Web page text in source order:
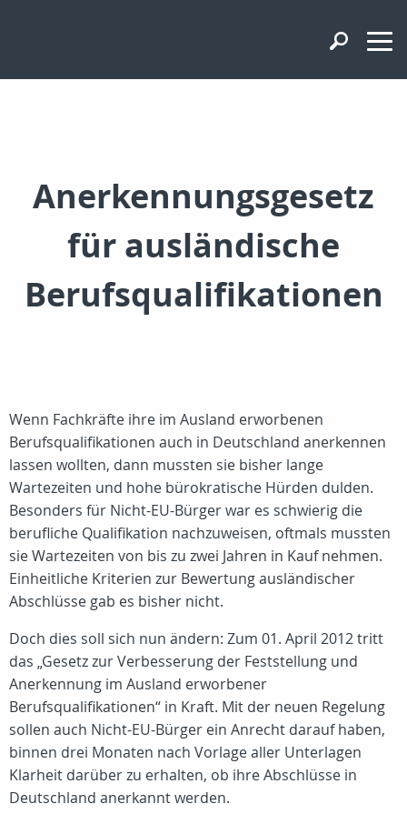
Anerkennungsgesetz
für ausländische
Berufsqualifikationen
Wenn Fachkräfte ihre im Ausland erworbenen
Berufsqualifikationen auch in Deutschland anerkennen
lassen wollten, dann mussten sie bisher lange
Wartezeiten und hohe bürokratische Hürden dulden.
Besonders für Nicht-EU-Bürger war es schwierig die
berufliche Qualifikation nachzuweisen, oftmals mussten
sie Wartezeiten von bis zu zwei Jahren in Kauf nehmen.
Einheitliche Kriterien zur Bewertung ausländischer
Abschlüsse gab es bisher nicht.
Doch dies soll sich nun ändern: Zum 01. April 2012 tritt
das „Gesetz zur Verbesserung der Feststellung und
Anerkennung im Ausland erworbener
Berufsqualifikationen“ in Kraft. Mit der neuen Regelung
sollen auch Nicht-EU-Bürger ein Anrecht darauf haben,
binnen drei Monaten nach Vorlage aller Unterlagen
Klarheit darüber zu erhalten, ob ihre Abschlüsse in
Deutschland anerkannt werden.